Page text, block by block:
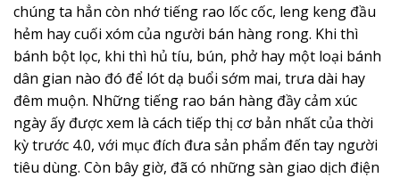
chúng ta hẳn còn nhớ tiếng rao lốc cốc, leng keng đầu
hẻm hay cuối xóm của người bán hàng rong. Khi thì
bánh bột lọc, khi thì hủ tíu, bún, phở hay một loại bánh
dân gian nào đó để lót dạ buổi sớm mai, trưa dài hay
đêm muộn. Những tiếng rao bán hàng đầy cảm xúc
ngày ấy được xem là cách tiếp thị cơ bản nhất của thời
kỳ trước 4.0, với mục đích đưa sản phẩm đến tay người
tiêu dùng. Còn bây giờ, đã có những sàn giao dịch điện